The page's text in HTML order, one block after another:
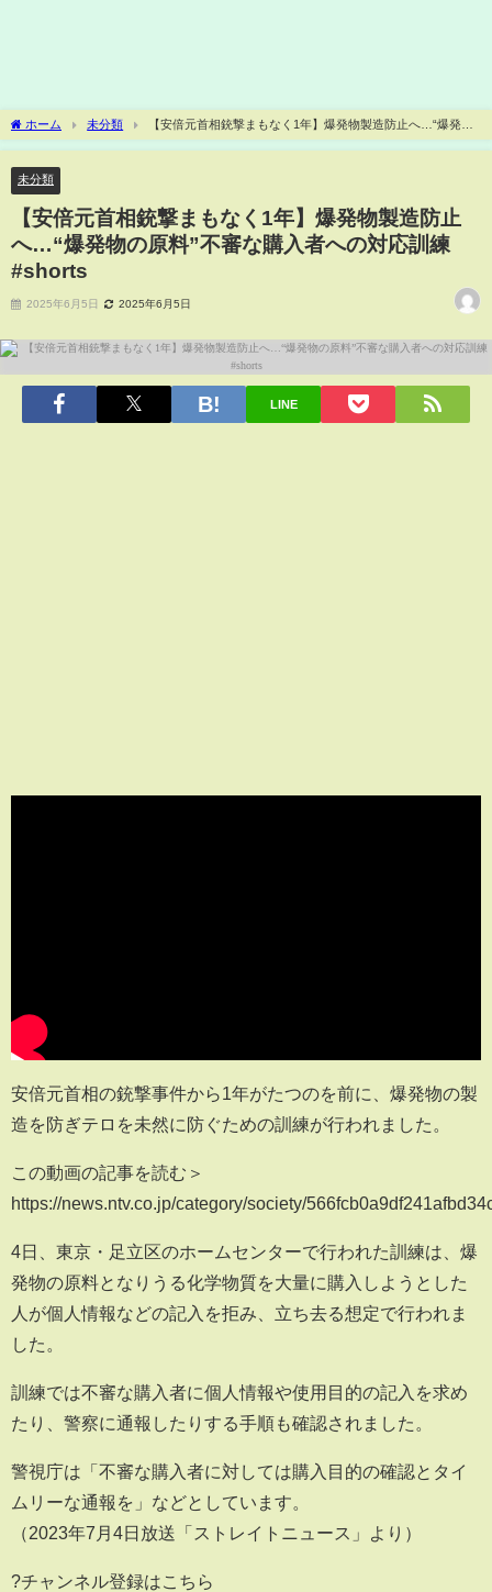
ホーム 未分類
【安倍元首相銃撃まもなく1年】爆発物製造防止へ…“爆発物
の原料”不審な購入者への対応訓練 #shorts
未分類
【安倍元首相銃撃まもなく1年】爆発物製造防止
へ…“爆発物の原料”不審な購入者への対応訓練
#shorts
2025年6月5日 2025年6月5日
LINE
安倍元首相の銃撃事件から1年がたつのを前に、爆発物の製
造を防ぎテロを未然に防ぐための訓練が行われました。
この動画の記事を読む＞
https://news.ntv.co.jp/category/society/
4日、東京・足立区のホームセンターで行われた訓練は、爆
発物の原料となりうる化学物質を大量に購入しようとした
人が個人情報などの記入を拒み、立ち去る想定で行われま
した。
訓練では不審な購入者に個人情報や使用目的の記入を求め
たり、警察に通報したりする手順も確認されました。
警視庁は「不審な購入者に対しては購入目的の確認とタイ
ムリーな通報を」などとしています。
（2023年7月4日放送「ストレイトニュース」より）
?チャンネル登録はこちら